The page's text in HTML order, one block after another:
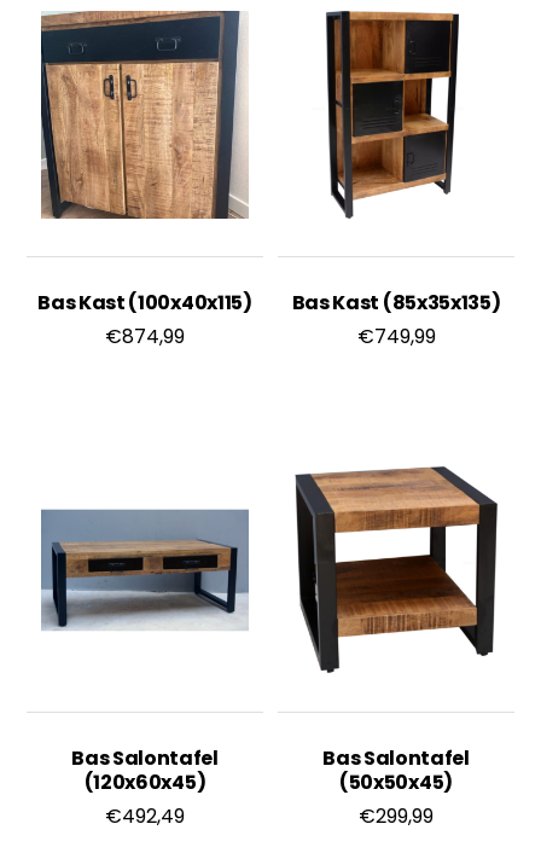
Bas Kast (100x40x115)
€874,99
Bas Kast (85x35x135)
€749,99
Bas Salontafel
(120x60x45)
€492,49
Bas Salontafel
(50x50x45)
€299,99